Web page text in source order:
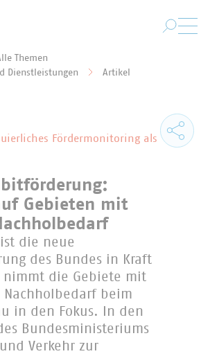
Themen
Dienstleistungen
Artikel
Fördermonitoring als
Gebieten mit
die neue
des Bundes in Kraft
nimmt die Gebiete mit
Nachholbedarf beim
in den Fokus. In den
Bundesministeriums
Verkehr zur